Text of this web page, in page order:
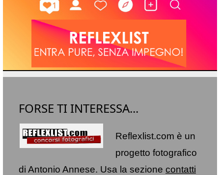
FORSE TI INTERESSA...
Reflexlist.com è un
progetto fotografico
di Antonio Annese. Usa la sezione contatti